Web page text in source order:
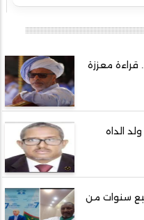
معززة
الداه
أغسطس 2026، سبع سنوات من